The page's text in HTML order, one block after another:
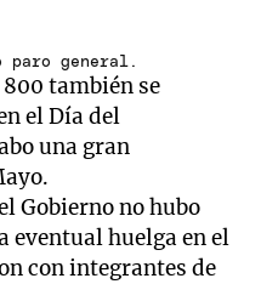
paro general.
también se
el Día del
una gran
Gobierno no hubo
eventual huelga en el
con integrantes de